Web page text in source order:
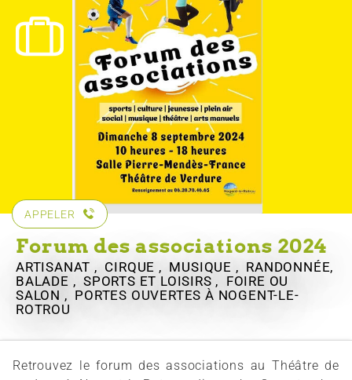
APPELER
Forum des associations 2024
ARTISANAT , CIRQUE , MUSIQUE , RANDONNÉE,
BALADE , SPORTS ET LOISIRS , FOIRE OU
SALON , PORTES OUVERTESÀ NOGENT-LE-
ROTROU
Retrouvez le forum des associations au Théâtre de